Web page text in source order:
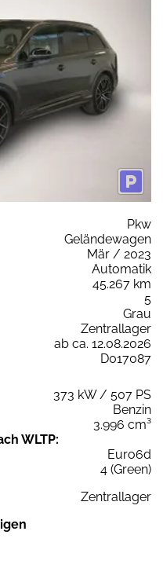
Pkw
Geländewagen
Mär / 2023
Automatik
45.267 km
5
Grau
Zentrallager
ab ca. 12.08.2026
D017087
373 kW / 507 PS
Benzin
3.996 cm³
WLTP:
Euro6d
4 (Green)
Zentrallager